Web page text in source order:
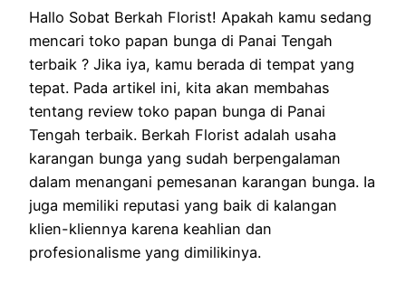
Hallo Sobat Berkah Florist! Apakah kamu sedang
mencari toko papan bunga di Panai Tengah
terbaik ? Jika iya, kamu berada di tempat yang
tepat. Pada artikel ini, kita akan membahas
tentang review toko papan bunga di Panai
Tengah terbaik. Berkah Florist adalah usaha
karangan bunga yang sudah berpengalaman
dalam menangani pemesanan karangan bunga. Ia
juga memiliki reputasi yang baik di kalangan
klien-kliennya karena keahlian dan
profesionalisme yang dimilikinya.